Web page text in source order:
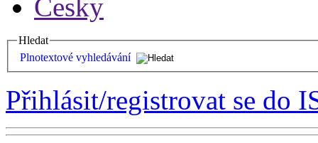
Česky
Hledat
Plnotextové vyhledávání
Přihlásit/registrovat se do